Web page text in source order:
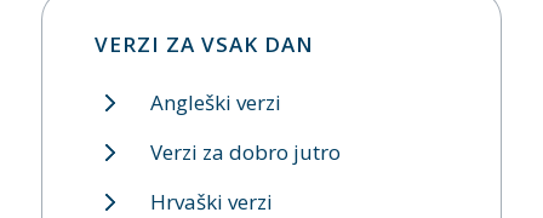
VERZI ZA VSAK DAN
Angleški verzi
Verzi za dobro jutro
Hrvaški verzi